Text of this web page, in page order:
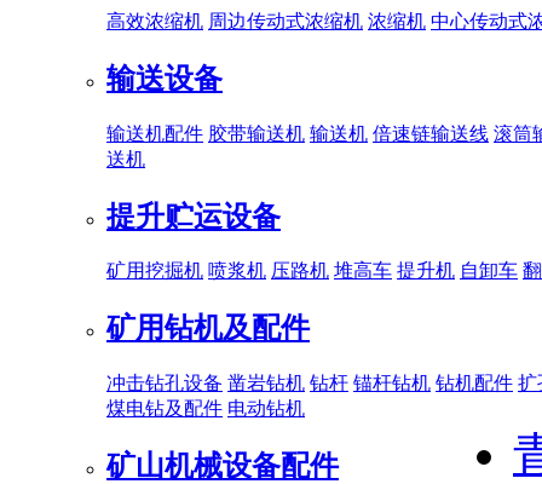
高效浓缩机 周边传动式浓缩机 浓缩机 中心传动式
输送设备
输送机配件 胶带输送机 输送机 倍速链输送线 滚筒
送机
提升贮运设备
矿用挖掘机 喷浆机 压路机 堆高车 提升机 自卸车
矿用钻机及配件
冲击钻孔设备 凿岩钻机 钻杆 锚杆钻机 钻机配件 扩
煤电钻及配件 电动钻机
矿山机械设备配件